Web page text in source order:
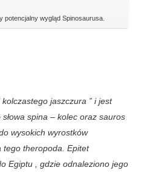
potencjalny wygląd Spinosaurusa.
jaszczura ” i jest
spina – kolec oraz sauros
wysokich wyrostków
tego theropoda. Epitet
Egiptu , gdzie odnaleziono jego